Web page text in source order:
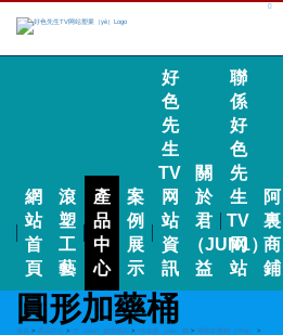
網
站
首
頁
滾
塑
工
藝
產
品
中
心
案
例
展
示
好
色
先
生
TV
网
站
資
訊
關
於
君
（JUN1）
益
聯
係
好
色
先
生
TV
网
站
阿
裏
商
鋪
圓形加藥桶
首頁 > 產品中心 > 水（shuǐ）處理係列 > PE加藥（yào）桶 > 圓形加藥桶（tǒng） >